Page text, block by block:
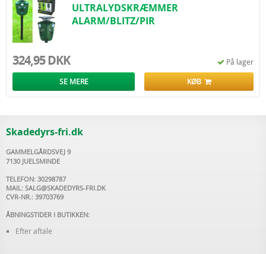
ULTRALYDSKRÆMMER
ALARM/BLITZ/PIR
324,95 DKK På lager
SE MERE KØB
Skadedyrs-fri.dk
GAMMELGÅRDSVEJ 9
7130 JUELSMINDE
TELEFON: 30298787
MAIL: SALG@SKADEDYRS-FRI.DK
CVR-NR.: 39703769
ÅBNINGSTIDER I BUTIKKEN:
Efter aftale